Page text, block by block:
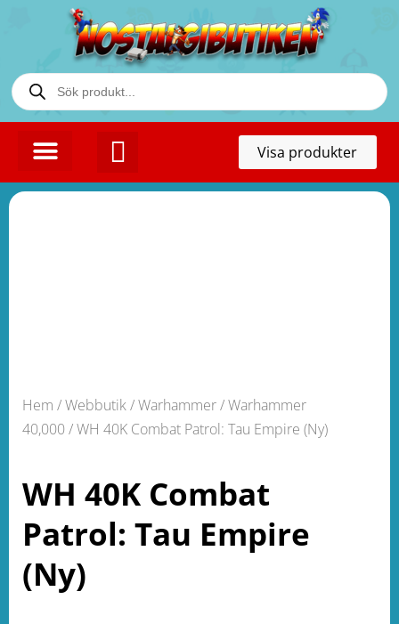
Visa produkter
Hem /Webbutik/Warhammer/Warhammer
40,000/ WH 40K Combat Patrol: Tau Empire (Ny)
WH 40K Combat
Patrol: Tau Empire
(Ny)